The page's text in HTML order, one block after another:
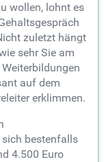
wollen, lohnt es
zuletzt hängt
sehr Sie am
auf dem
erklimmen.
bestenfalls
4.500 Euro